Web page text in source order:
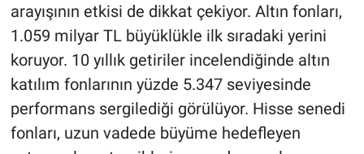
arayışının etkisi de dikkat çekiyor. Altın fonları,
1.059 milyar TL büyüklükle ilk sıradaki yerini
koruyor. 10 yıllık getiriler incelendiğinde altın
katılım fonlarının yüzde 5.347 seviyesinde
performans sergilediği görülüyor. Hisse senedi
fonları, uzun vadede büyüme hedefleyen